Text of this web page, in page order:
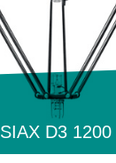
SIAX D3 1200